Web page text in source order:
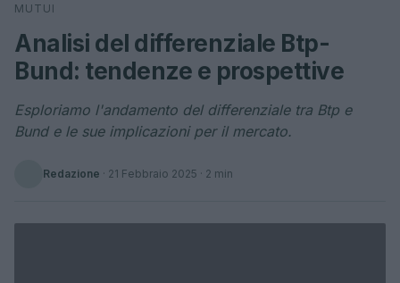
Cerca
MUTUI
Analisi del differenziale Btp-
Bund: tendenze e prospettive
Esploriamo l'andamento del differenziale tra Btp e
Bund e le sue implicazioni per il mercato.
Redazione · 21 Febbraio 2025 · 2 min